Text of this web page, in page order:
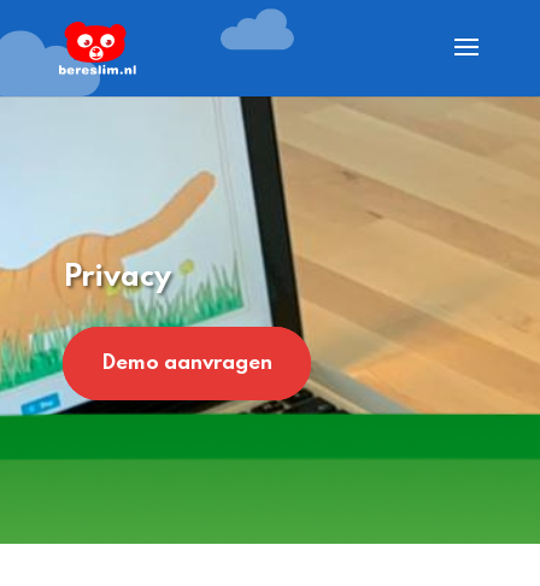
Privacy
Demo aanvragen